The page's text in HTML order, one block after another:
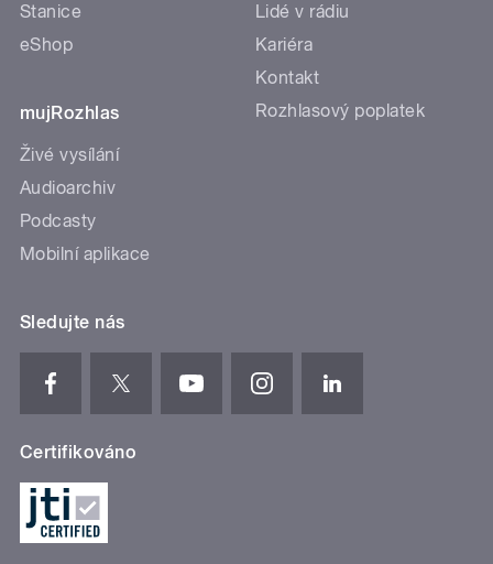
Stanice
eShop
mujRozhlas
Živé vysílání
Audioarchiv
Podcasty
Mobilní aplikace
Lidé v rádiu
Kariéra
Kontakt
Rozhlasový poplatek
Sledujte nás
Certifikováno